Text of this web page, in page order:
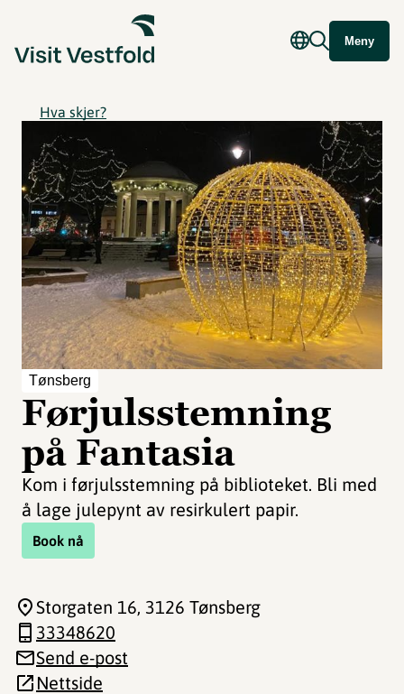
Meny
Hva skjer?
Tønsberg
Førjulsstemning
på Fantasia
Kom i førjulsstemning på biblioteket. Bli med
å lage julepynt av resirkulert papir.
Book nå
Storgaten 16, 3126 Tønsberg
33348620
Send e-post
Nettside